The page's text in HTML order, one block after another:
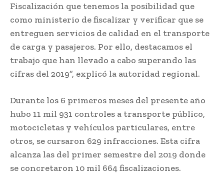
Fiscalización que tenemos la posibilidad que
como ministerio de fiscalizar y verificar que se
entreguen servicios de calidad en el transporte
de carga y pasajeros. Por ello, destacamos el
trabajo que han llevado a cabo superando las
cifras del 2019”, explicó la autoridad regional.
Durante los 6 primeros meses del presente año
hubo 11 mil 931 controles a transporte público,
motocicletas y vehículos particulares, entre
otros, se cursaron 629 infracciones. Esta cifra
alcanza las del primer semestre del 2019 donde
se concretaron 10 mil 664 fiscalizaciones.